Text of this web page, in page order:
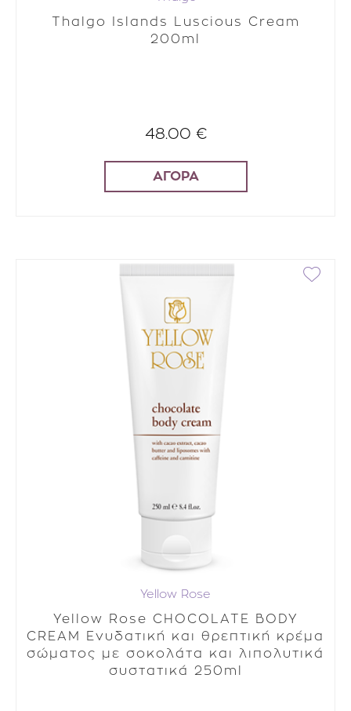
Thalgo Islands Luscious Cream
200ml
48.00 €
ΑΓΟΡΑ
Yellow Rose
Yellow Rose CHOCOLATE BODY
CREAM Ενυδατική και θρεπτική κρέμα
σώματος με σοκολάτα και λιπολυτικά
συστατικά 250ml